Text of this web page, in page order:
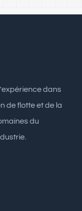
dans
de flotte et de la
du